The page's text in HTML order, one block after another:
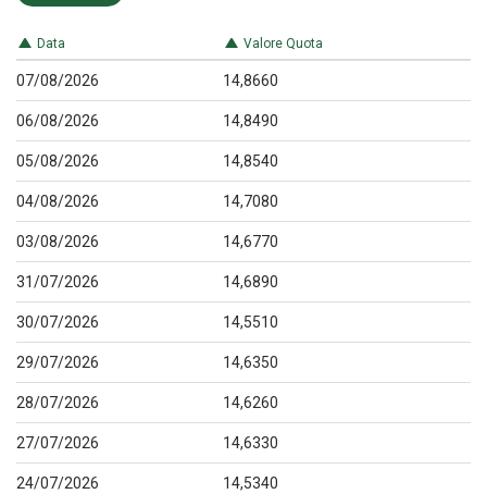
Data Valore Quota
07/08/2026 14,8660
06/08/2026 14,8490
05/08/2026 14,8540
04/08/2026 14,7080
03/08/2026 14,6770
31/07/2026 14,6890
30/07/2026 14,5510
29/07/2026 14,6350
28/07/2026 14,6260
27/07/2026 14,6330
24/07/2026 14,5340